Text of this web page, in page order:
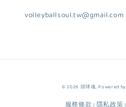
volleyballsoul.tw@gmail.com
© 2026 排球魂. Powered by
服務條款 | 隱私政策 |